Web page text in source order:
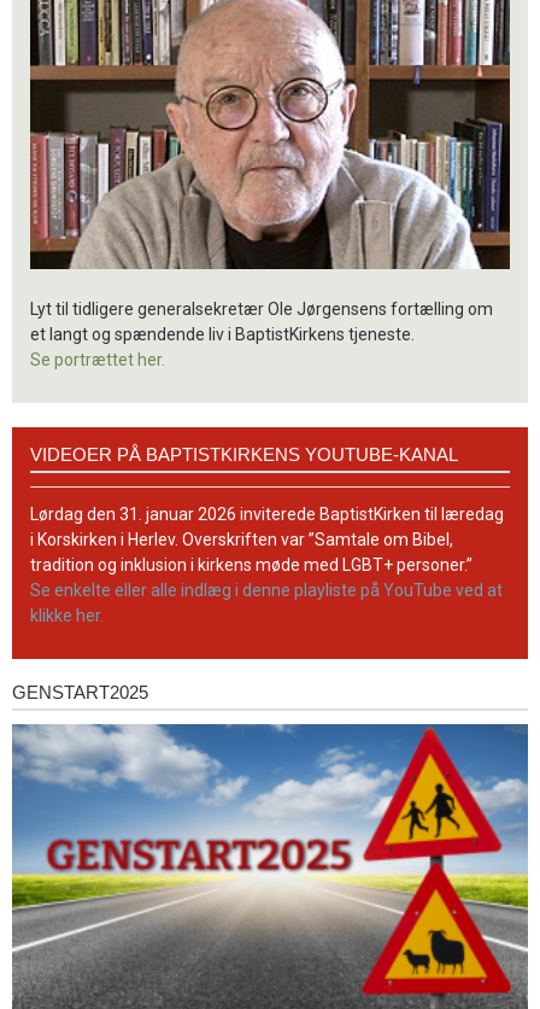
Lyt til tidligere generalsekretær Ole Jørgensens fortælling om
et langt og spændende liv i BaptistKirkens tjeneste.
Se portrættet her.
BaptistKirkens
YouTube-
kanal
VIDEOER PÅ BAPTISTKIRKENS YOUTUBE-KANAL
Lørdag den 31. januar 2026 inviterede BaptistKirken til læredag
i Korskirken i Herlev. Overskriften var ”Samtale om Bibel,
tradition og inklusion i kirkens møde med LGBT+ personer.”
Se enkelte eller alle indlæg i denne playliste på YouTube ved at
klikke her.
Genstart2025
GENSTART2025